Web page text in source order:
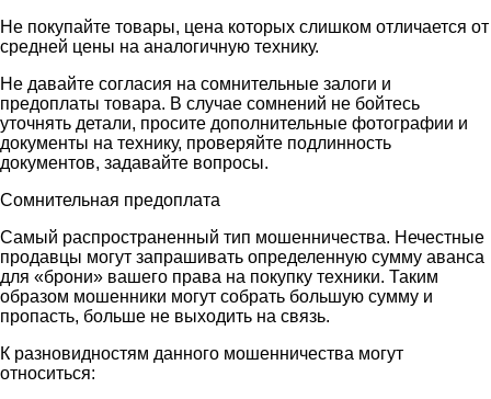
Не покупайте товары, цена которых слишком отличается от
средней цены на аналогичную технику.
Не давайте согласия на сомнительные залоги и
предоплаты товара. В случае сомнений не бойтесь
уточнять детали, просите дополнительные фотографии и
документы на технику, проверяйте подлинность
документов, задавайте вопросы.
Сомнительная предоплата
Самый распространенный тип мошенничества. Нечестные
продавцы могут запрашивать определенную сумму аванса
для «брони» вашего права на покупку техники. Таким
образом мошенники могут собрать большую сумму и
пропасть, больше не выходить на связь.
К разновидностям данного мошенничества могут
относиться: